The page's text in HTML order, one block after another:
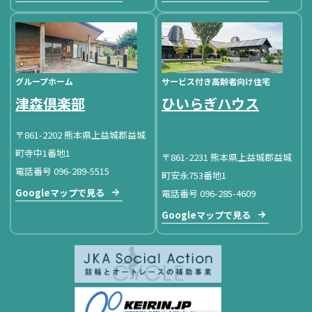
グループホーム
津森倶楽部
〒861-2202 熊本県上益城郡益城
町寺中1番地1
電話番号 096-289-5515
Googleマップで見る
サービス付き高齢者向け住宅
ひいらぎハウス
〒861-2231 熊本県上益城郡益城
町安永753番地1
電話番号 096-285-4609
Googleマップで見る